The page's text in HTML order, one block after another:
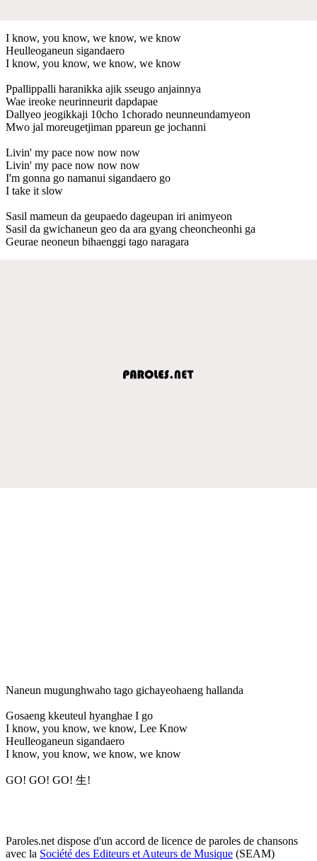
I know, you know, we know, we know
Heulleoganeun sigandaero
I know, you know, we know, we know
Ppallippalli haranikka ajik sseugo anjainnya
Wae ireoke neurinneurit dapdapae
Dallyeo jeogikkaji 10cho 1chorado neunneundamyeon
Mwo jal moreugetjiman ppareun ge jochanni
Livin' my pace now now now
Livin' my pace now now now
I'm gonna go namanui sigandaero go
I take it slow
Sasil mameun da geupaedo dageupan iri animyeon
Sasil da gwichaneun geo da ara gyang cheoncheonhi ga
Geurae neoneun bihaenggi tago naragara
Naneun mugunghwaho tago gichayeohaeng hallanda
Gosaeng kkeuteul hyanghae I go
I know, you know, we know, Lee Know
Heulleoganeun sigandaero
I know, you know, we know, we know
GO! GO! GO! 生!
Paroles.net dispose d'un accord de licence de paroles de chansons
avec la Société des Editeurs et Auteurs de Musique (SEAM)